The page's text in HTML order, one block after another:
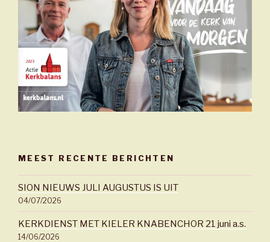
MEEST RECENTE BERICHTEN
SION NIEUWS JULI AUGUSTUS IS UIT
04/07/2026
KERKDIENST MET KIELER KNABENCHOR 21 juni a.s.
14/06/2026